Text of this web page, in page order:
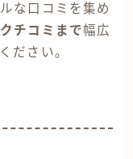
な口コミを集め
チコミまで幅広
ださい。